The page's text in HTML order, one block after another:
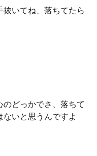
いてね、落ちてたら
どっかでさ、落ちて
いと思うんですよ